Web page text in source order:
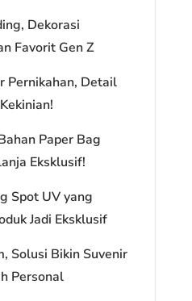
Dekorasi
Favorit Gen Z
Pernikahan, Detail
Paper Bag
Eksklusif!
Spot UV yang
Jadi Eksklusif
Solusi Bikin Suvenir
Personal